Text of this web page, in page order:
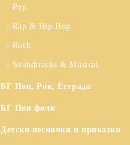
Pop
Rap & Hip Hop
Rock
Soundtracks & Musical
БГ Поп, Рок, Естрада
БГ Поп фолк
Детски песнички и приказки